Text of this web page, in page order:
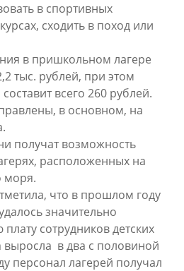
в спортивных
сходить в поход или
в пришкольном лагере
тыс. рублей, при этом
всего 260 рублей.
в основном, на
получат возможность
расположенных на
моря.
что в прошлом году
значительно
сотрудников детских
выросла в два с половиной
персонал лагерей получал